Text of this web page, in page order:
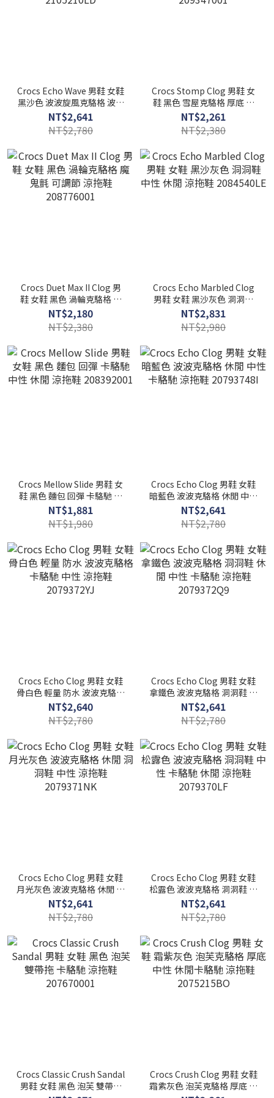
Crocs Echo Wave 男鞋 女鞋
黑沙色 波波旋風克駱格 波紋
中性 休閒 涼拖鞋
2105210LD
NT$2,641
NT$2,780
Crocs Stomp Clog 男鞋 女
鞋 黑色 雪屋克駱格 厚底 卡
駱馳 中性 休閒 涼拖鞋
209347001
NT$2,261
NT$2,380
Crocs Duet Max II Clog 男
鞋 女鞋 黑色 渦輪克駱格 魔
鬼氈 可調節 涼拖鞋
208776001
NT$2,180
NT$2,380
Crocs Echo Marbled Clog
男鞋 女鞋 黑沙灰色 洞洞鞋
中性 休閒 涼拖鞋
2084540LE
NT$2,831
NT$2,980
Crocs Mellow Slide 男鞋 女
鞋 黑色 麵包 回彈 卡駱馳 中
性 休閒 涼拖鞋 208392001
NT$1,881
NT$1,980
Crocs Echo Clog 男鞋 女鞋
暗藍色 波波克駱格 休閒 中性
卡駱馳 涼拖鞋 20793748I
NT$2,641
NT$2,780
Crocs Echo Clog 男鞋 女鞋
骨白色 輕量 防水 波波克駱格
卡駱馳 中性 涼拖鞋
2079372YJ
NT$2,640
NT$2,780
Crocs Echo Clog 男鞋 女鞋
拿鐵色 波波克駱格 洞洞鞋 休
閒 中性 卡駱馳 涼拖鞋
2079372Q9
NT$2,641
NT$2,780
Crocs Echo Clog 男鞋 女鞋
月光灰色 波波克駱格 休閒 洞
洞鞋 中性 涼拖鞋
2079371NK
NT$2,641
NT$2,780
Crocs Echo Clog 男鞋 女鞋
松露色 波波克駱格 洞洞鞋 中
性 卡駱馳 休閒 涼拖鞋
2079370LF
NT$2,641
NT$2,780
Crocs Classic Crush Sandal
男鞋 女鞋 黑色 泡芙 雙帶拖
Crocs Crush Clog 男鞋 女鞋
霜紫灰色 泡芙克駱格 厚底 中